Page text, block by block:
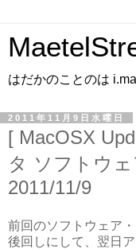
はだかのことのは
2011年11月9日水曜日
[ MacOSX
タ ソフトウ
2011/11/9
前回のソフトウェア
後回しにして、翌日